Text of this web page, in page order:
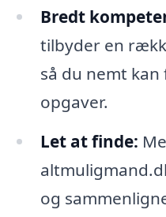
Bredt
tilbyder en
så du nemt
opgaver.
Let at finde:
og